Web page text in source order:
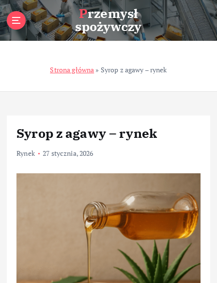
S
k
i
p
n
Przemysł
spożywczy
Strona główna » Syrop z agawy – rynek
Syrop z agawy – rynek
Rynek 27 stycznia, 2026